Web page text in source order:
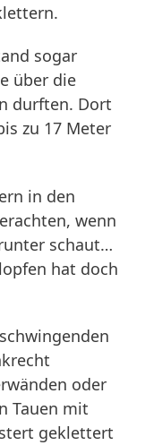
sogar
über die
durften. Dort
zu 17 Meter
in den
wenn
schaut…
hat doch
oder
Tauen mit
geklettert